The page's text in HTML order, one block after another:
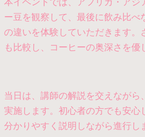
本イベントでは、アフリカ・アジ
ー豆を観察して、最後に飲み比
の違いを体験していただきます。
も比較し、コーヒーの奥深さを優
当日は、講師の解説を交えなが
実施します。初心者の方でも安
分かりやすく説明しながら進行し